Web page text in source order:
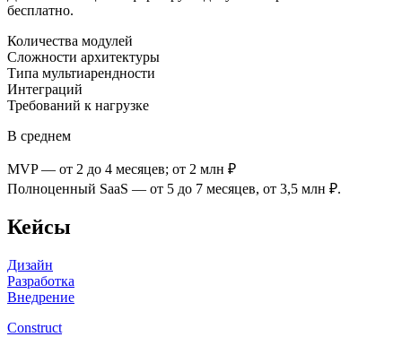
бесплатно.
Количества модулей
Сложности архитектуры
Типа мультиарендности
Интеграций
Требований к нагрузке
В среднем
MVP — от 2 до 4 месяцев; от 2 млн ₽
Полноценный SaaS — от 5 до 7 месяцев, от 3,5 млн ₽.
Кейсы
Дизайн
Разработка
Внедрение
Construct